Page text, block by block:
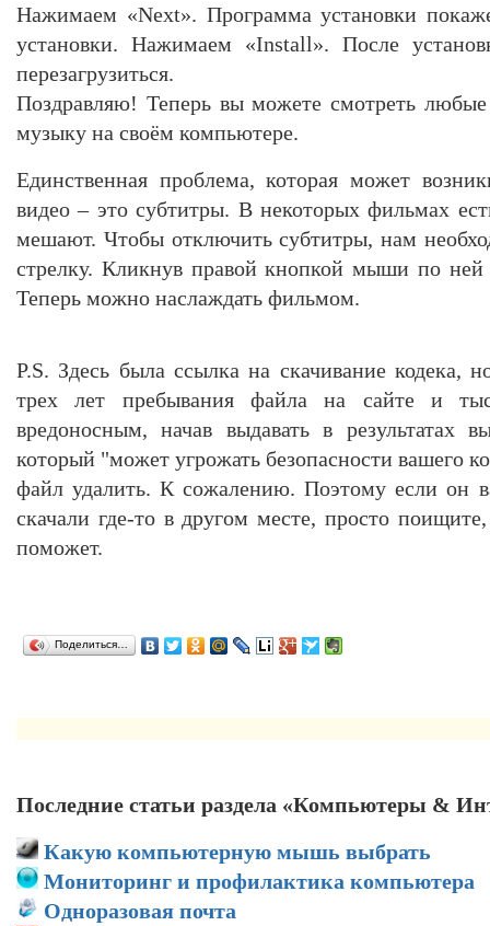
Нажимаем «Next». Программа установки
установки. Нажимаем «Install». После
перезагрузиться.
Поздравляю! Теперь вы можете смотреть
музыку на своём компьютере.
Единственная проблема, которая может
видео – это субтитры. В некоторых фильмах
мешают. Чтобы отключить субтитры, нам
стрелку. Кликнув правой кнопкой мыши по
Теперь можно наслаждать фильмом.
P.S. Здесь была ссылка на скачивание кодека,
трех лет пребывания файла на сайте и
вредоносным, начав выдавать в результатах
который "может угрожать безопасности вашего
файл удалить. К сожалению. Поэтому если он
скачали где-то в другом месте, просто
поможет.
Поделиться…
Последние статьи раздела «Компьютеры &
Какую компьютерную мышь выбрать
Мониторинг и профилактика компьютера
Одноразовая почта